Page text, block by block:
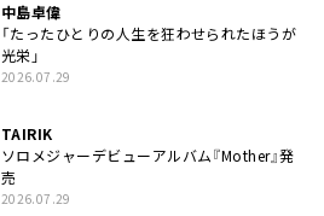
中島卓偉
「たったひとりの人生を狂わせられたほうが
光栄」
2026.07.29
TAIRIK
ソロメジャーデビューアルバム『Mother』発
売
2026.07.29